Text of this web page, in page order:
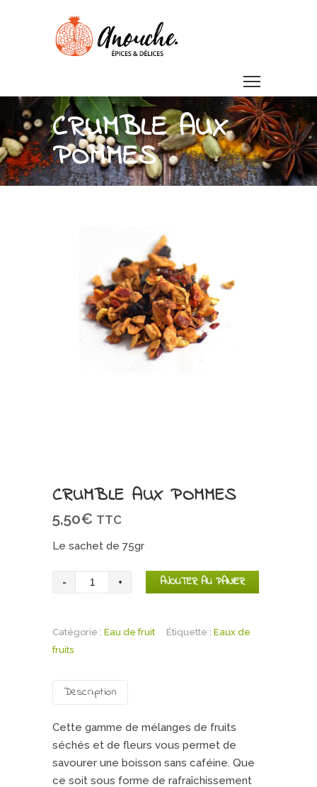
CRUMBLE AUX
POMMES
CRUMBLE AUX POMMES
5,50€ TTC
Le sachet de 75gr
quantité
de
aux
AJOUTER AU PANIER
Catégorie : Eau de fruit Étiquette : Eaux de
fruits
Description
Cette gamme de mélanges de fruits
séchés et de fleurs vous permet de
savourer une boisson sans caféine. Que
ce soit sous forme de rafraîchissement